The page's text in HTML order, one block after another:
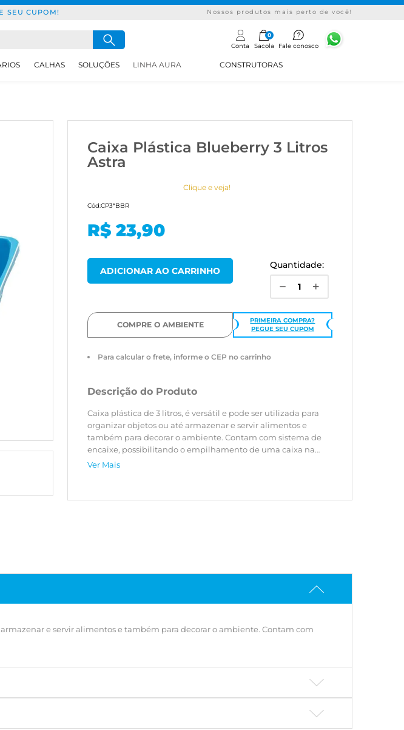
SEU CUPOM! Nossos produtos mais perto de você!
CALHAS SOLUÇÕES LINHA AURA CONSTRUTORAS
Conta
0
Sacola Fale conosco
Caixa Plástica Blueberry 3 Litros
Astra
Clique e veja!
Cód:CP3*BBR
R$ 23,90
Quantidade:
COMPRE O AMBIENTE
PRIMEIRA COMPRA?
PEGUE SEU CUPOM
Para calcular o frete, informe o CEP no carrinho
Descrição do Produto
Caixa plástica de 3 litros, é versátil e pode ser utilizada para
organizar objetos ou até armazenar e servir alimentos e
também para decorar o ambiente. Contam com sistema de
encaixe, possibilitando o empilhamento de uma caixa na
outra.
Ver Mais
e servir alimentos e também para decorar o ambiente. Contam com